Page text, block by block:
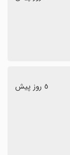
٥ روز پیش